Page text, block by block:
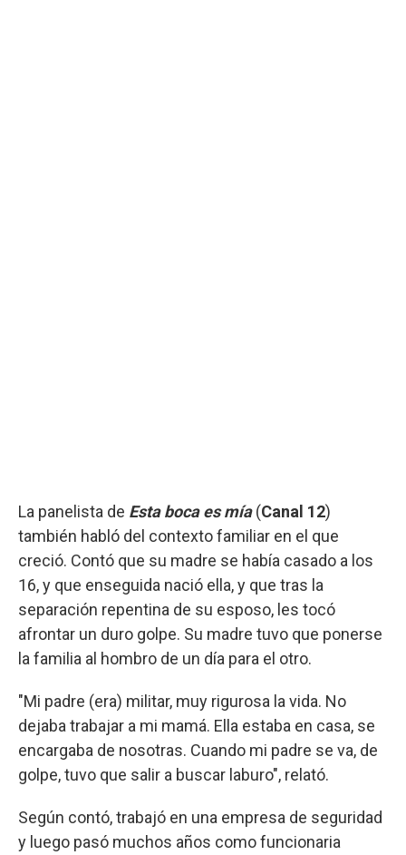
La panelista de Esta boca es mía(Canal 12)
también habló del contexto familiar en el que
creció. Contó que su madre se había casado a los
16, y que enseguida nació ella, y que tras la
separación repentina de su esposo, les tocó
afrontar un duro golpe. Su madre tuvo que ponerse
la familia al hombro de un día para el otro.
"Mi padre (era) militar, muy rigurosa la vida. No
dejaba trabajar a mi mamá. Ella estaba en casa, se
encargaba de nosotras. Cuando mi padre se va, de
golpe, tuvo que salir a buscar laburo", relató.
Según contó, trabajó en una empresa de seguridad
y luego pasó muchos años como funcionaria